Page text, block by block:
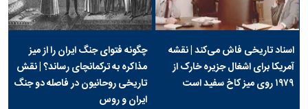
اسناد تاریخی فاش می‌کند | نقشه
آمریکا برای اشغال جزیره خارک از
۱۹۷۹ روی میز کاخ سفید است
چگونه فتوای جنگ ایران را از میز
مذاکره به ترکمانچای رساند؟ | نقش
تاریخی روحانیون در فاصله دو جنگ
ایران و روس